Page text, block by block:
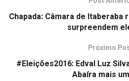
Chapada: Câmara de Itaberaba
surpreendem
Próximo
#Eleições2016: Edval Luz
Abaíra mais